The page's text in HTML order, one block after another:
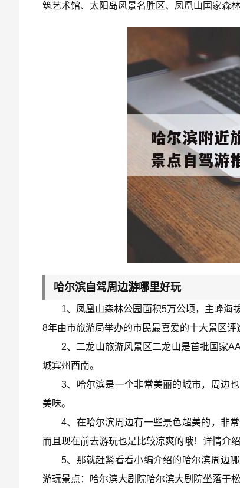
筑艺术馆、太阳岛风景名胜区、凤凰山国家森
哈尔滨自驾周边游哪里好玩
1、凤凰山森林公园面积5万公顷，主峰海
8年由市旅游局举办的市民最喜爱的十大景区评
2、二龙山旅游风景区二龙山是首批国家
城宾州西南。
3、哈尔滨是一个非常美丽的城市，周边
美味。
4、在哈尔滨周边有一些景色超美的，非
而且现在前去游玩也是比较凉爽的哦！详情介绍
5、那就赶紧看看小编介绍的哈尔滨周边
游玩景点：哈尔滨大剧院哈尔滨大剧院坐落于